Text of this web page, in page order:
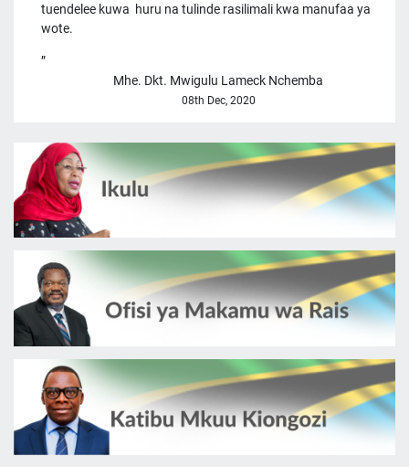
tuendelee kuwa huru na tulinde rasilimali kwa manufaa ya
wote.
Mhe. Dkt. Mwigulu Lameck Nchemba
08th Dec, 2020